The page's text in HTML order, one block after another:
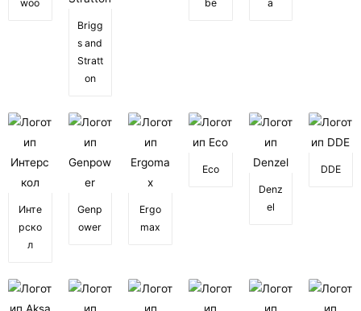
woo
Brigg
s and
Stratt
on
be
a
Инте
рско
л
Genp
ower
Ergo
max
Eco
Denz
el
DDE